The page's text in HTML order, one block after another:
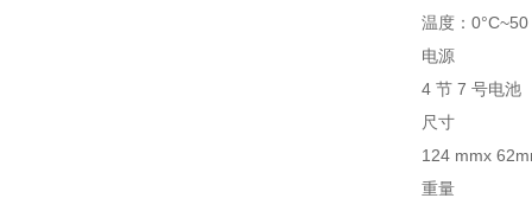
温度：
电源
4 节 7 号电池
尺寸
124 mmx
重量